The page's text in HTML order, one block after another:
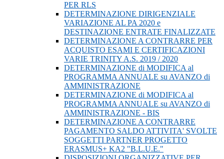
PER RLS
DETERMINAZIONE DIRIGENZIALE
VARIAZIONE AL PA 2020 e
DESTINAZIONE ENTRATE FINALIZZATE
DETERMINAZIONE A CONTRARRE PER
ACQUISTO ESAMI E CERTIFICAZIONI
VARIE TRINITY A.S. 2019 / 2020
DETERMINAZIONE di MODIFICA al
PROGRAMMA ANNUALE su AVANZO di
AMMINISTRAZIONE
DETERMINAZIONE di MODIFICA al
PROGRAMMA ANNUALE su AVANZO di
AMMINISTRAZIONE - BIS
DETERMINAZIONE A CONTRARRE
PAGAMENTO SALDO ATTIVITA' SVOLTE
SOGGETTI PARTNER PROGETTO
ERASMUS+ KA2 "B.L.U.E."